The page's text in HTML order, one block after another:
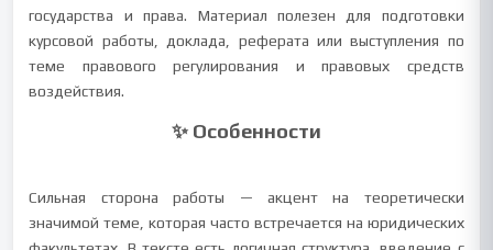
государства и права. Материал полезен для подготовки
курсовой работы, доклада, реферата или выступления по
теме правового регулирования и правовых средств
воздействия.
✨ Особенности
Сильная сторона работы — акцент на теоретически
значимой теме, которая часто встречается на юридических